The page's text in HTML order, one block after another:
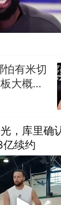
有米切
大概率
，库里确
亿续约